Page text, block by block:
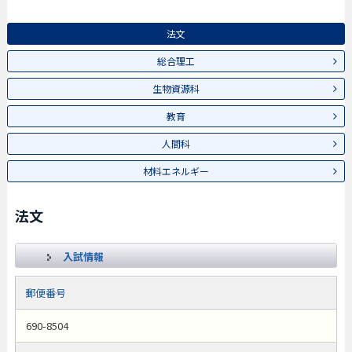
法文
総合理工
生物資源科
教育
人間科
材料エネルギー
法文
入試情報
郵便番号
690-8504